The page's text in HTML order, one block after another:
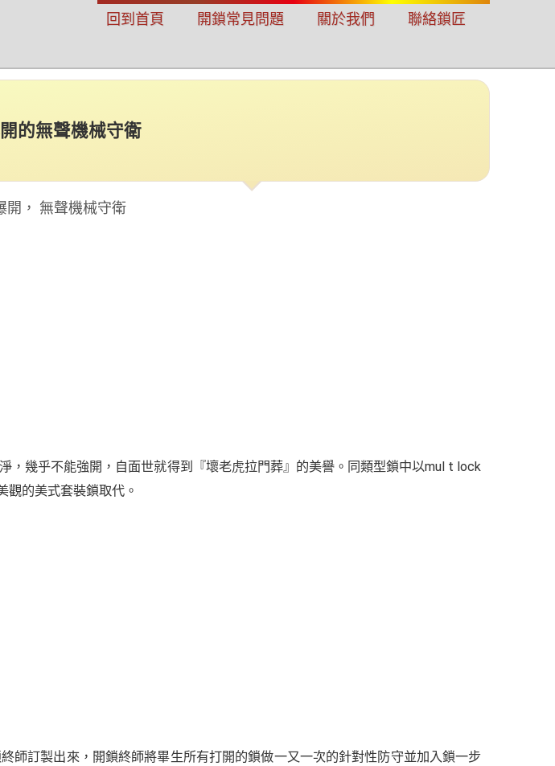
回到首頁 開鎖常見問題 關於我們 聯絡鎖匠
的無聲機械守衛
開， 無聲機械守衛
幾乎不能強開，自面世就得到『壞老虎拉門葬』的美譽。同類型鎖中以mul t lock
觀的美式套裝鎖取代。
師訂製出來，開鎖終師將畢生所有打開的鎖做一又一次的針對性防守並加入鎖一步